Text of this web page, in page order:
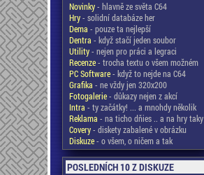
Novinky- hlavně ze světa C64
Hry- solidní databáze her
Dema - pouze ta nejlepší
Dentra - když stačí jeden soubor
Utility- nejen pro práci a legraci
Recenze- trocha textu o všem možném
PC Software- když to nejde na C64
Grafika - ne vždy jen 320x200
Fotogalerie- důkazy nejen z akcí
Intra - ty začátky! ... a mnohdy několik
Reklama - na ticho dňies .. a na hry taky
Covery- diskety zabalené v obrázku
Diskuze- o všem, o ničem a tak
POSLEDNÍCH 10 Z DISKUZE